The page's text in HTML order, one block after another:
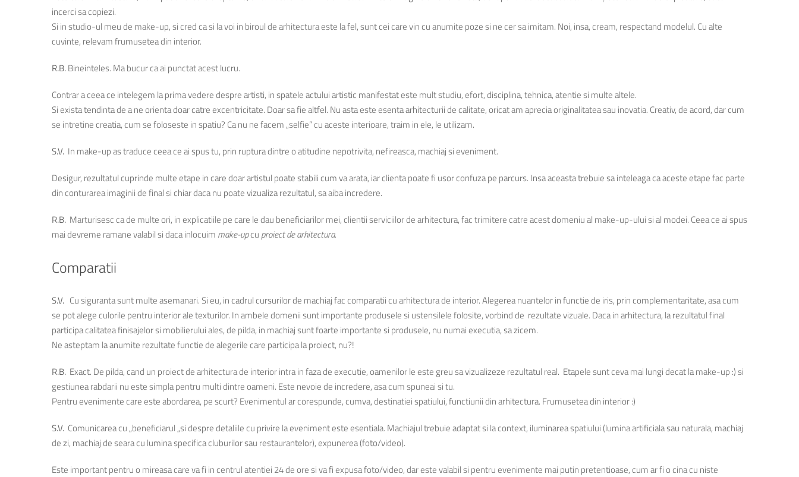
incerci sa copiezi.
Si in studio-ul meu de make-up, si cred ca si la voi in biroul de arhitectura este la fel, sunt cei care vin cu anumite poze si ne cer sa imitam. Noi, insa, cream, respectand modelul. Cu alte
cuvinte, relevam frumusetea din interior.
R.B.Bineinteles. Ma bucur ca ai punctat acest lucru.
Contrar a ceea ce intelegem la prima vedere despre artisti, in spatele actului artistic manifestat este mult studiu, efort, disciplina, tehnica, atentie si multe altele.
Si exista tendinta de a ne orienta doar catre excentricitate. Doar sa fie altfel. Nu asta este esenta arhitecturii de calitate, oricat am aprecia originalitatea sau inovatia. Creativ, de acord, dar cum
se intretine creatia, cum se foloseste in spatiu? Ca nu ne facem „selfie” cu aceste interioare, traim in ele, le utilizam.
S.V. In make-up as traduce ceea ce ai spus tu, prin ruptura dintre o atitudine nepotrivita, nefireasca, machiaj si eveniment.
Desigur, rezultatul cuprinde multe etape in care doar artistul poate stabili cum va arata, iar clienta poate fi usor confuza pe parcurs. Insa aceasta trebuie sa inteleaga ca aceste etape fac parte
din conturarea imaginii de final si chiar daca nu poate vizualiza rezultatul, sa aiba incredere.
R.B. Marturisesc ca de multe ori, in explicatiile pe care le dau beneficiarilor mei, clientii serviciilor de arhitectura, fac trimitere catre acest domeniu al make-up-ului si al modei. Ceea ce ai spus
mai devreme ramane valabil si daca inlocuim make-upcu proiect de arhitectura.
Comparatii
S.V. Cu siguranta sunt multe asemanari. Si eu, in cadrul cursurilor de machiaj fac comparatii cu arhitectura de interior. Alegerea nuantelor in functie de iris, prin complementaritate, asa cum
se pot alege culorile pentru interior ale texturilor. In ambele domenii sunt importante produsele si ustensilele folosite, vorbind de rezultate vizuale. Daca in arhitectura, la rezultatul final
participa calitatea finisajelor si mobilierului ales, de pilda, in machiaj sunt foarte importante si produsele, nu numai executia, sa zicem.
Ne asteptam la anumite rezultate functie de alegerile care participa la proiect, nu?!
R.B. Exact. De pilda, cand un proiect de arhitectura de interior intra in faza de executie, oamenilor le este greu sa vizualizeze rezultatul real. Etapele sunt ceva mai lungi decat la make-up :) si
gestiunea rabdarii nu este simpla pentru multi dintre oameni. Este nevoie de incredere, asa cum spuneai si tu.
Pentru evenimente care este abordarea, pe scurt? Evenimentul ar corespunde, cumva, destinatiei spatiului, functiunii din arhitectura. Frumusetea din interior :)
S.V. Comunicarea cu „beneficiarul „si despre detaliile cu privire la eveniment este esentiala. Machiajul trebuie adaptat si la context, iluminarea spatiului (lumina artificiala sau naturala, machiaj
de zi, machiaj de seara cu lumina specifica cluburilor sau restaurantelor), expunerea (foto/video).
Este important pentru o mireasa care va fi in centrul atentiei 24 de ore si va fi expusa foto/video, dar este valabil si pentru evenimente mai putin pretentioase, cum ar fi o cina cu niste